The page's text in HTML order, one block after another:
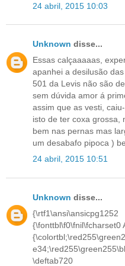
24 abril, 2015 10:03
Unknown disse...
Essas calçaaaaas,
apanhei a desilusão
501 da Levis não são
sem dúvida amor á
assim que as vesti,
isto de ter coxa grossa,
bem nas pernas mas
um desabafo pipoca )
24 abril, 2015 10:51
Unknown disse...
{\rtf1\ansi\ansicpg1252
{\fonttbl\f0\fnil\fcharset0
\deftab720